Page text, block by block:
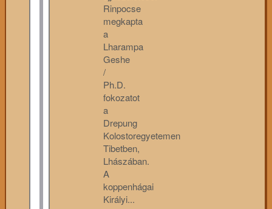
Rinpocse
megkapta
a
Lharampa
Geshe
/
Ph.D.
fokozatot
a
Drepung
Kolostoregyetemen
Tibetben,
Lhászában.
A
koppenhágai
Királyi...